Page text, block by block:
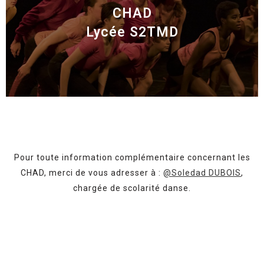
CHAD
Lycée S2TMD
Pour toute information complémentaire concernant les
CHAD, merci de vous adresser à : @Soledad DUBOIS,
chargée de scolarité danse.